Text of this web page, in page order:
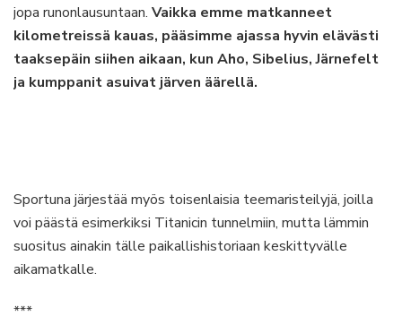
jopa runonlausuntaan. Vaikka emme matkanneet
kilometreissä kauas, pääsimme ajassa hyvin elävästi
taaksepäin siihen aikaan, kun Aho, Sibelius, Järnefelt
ja kumppanit asuivat järven äärellä.
Sportuna järjestää myös toisenlaisia teemaristeilyjä, joilla
voi päästä esimerkiksi Titanicin tunnelmiin, mutta lämmin
suositus ainakin tälle paikallishistoriaan keskittyvälle
aikamatkalle.
***